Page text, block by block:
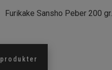
Furikake Sansho Peber 200 gr.
produkter